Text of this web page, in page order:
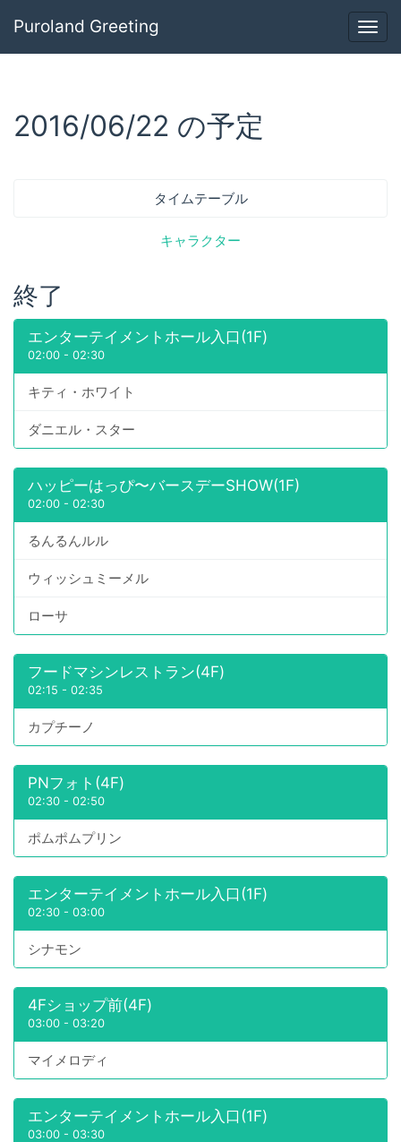
Puroland Greeting
2016/06/22 の予定
タイムテーブル
キャラクター
終了
エンターテイメントホール入口(1F)
02:00 - 02:30
キティ・ホワイト
ダニエル・スター
ハッピーはっぴ〜バースデーSHOW(1F)
02:00 - 02:30
るんるんルル
ウィッシュミーメル
ローサ
フードマシンレストラン(4F)
02:15 - 02:35
カプチーノ
PNフォト(4F)
02:30 - 02:50
ポムポムプリン
エンターテイメントホール入口(1F)
02:30 - 03:00
シナモン
4Fショップ前(4F)
03:00 - 03:20
マイメロディ
エンターテイメントホール入口(1F)
03:00 - 03:30